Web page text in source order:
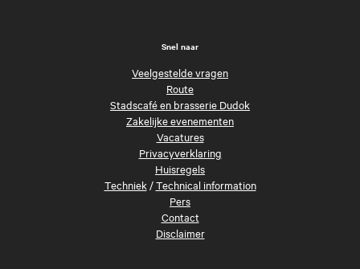
Snel naar
Veelgestelde vragen
Route
Stadscafé en brasserie Dudok
Zakelijke evenementen
Vacatures
Privacyverklaring
Huisregels
Techniek/Technical information
Pers
Contact
Disclaimer